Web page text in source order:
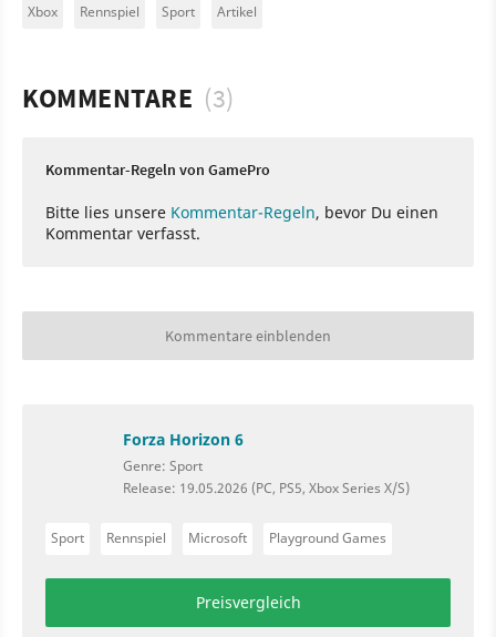
Xbox Rennspiel Sport Artikel
KOMMENTARE (3)
Kommentar-Regeln von GamePro
Bitte lies unsere Kommentar-Regeln, bevor Du einen
Kommentar verfasst.
Kommentare einblenden
Forza Horizon 6
Genre: Sport
Release: 19.05.2026 (PC, PS5, Xbox Series X/S)
Sport Rennspiel Microsoft Playground Games
Preisvergleich